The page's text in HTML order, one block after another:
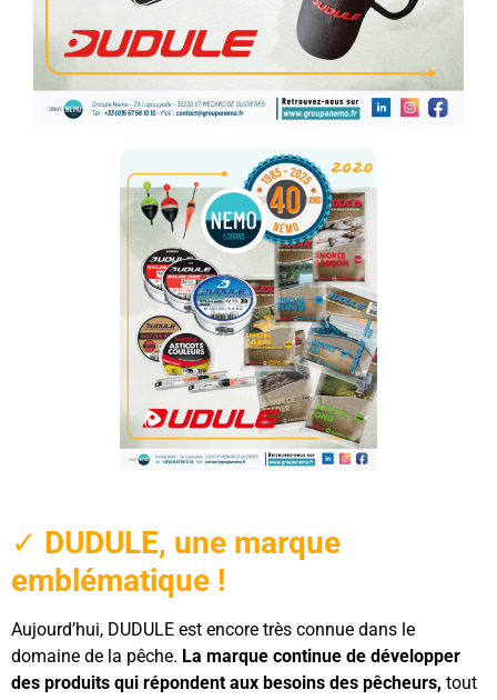
✓ DUDULE, une marque
emblématique !
Aujourd’hui, DUDULE est encore très connue dans le
domaine de la pêche. La marque continue de développer
des produits qui répondent aux besoins des pêcheurs, tout